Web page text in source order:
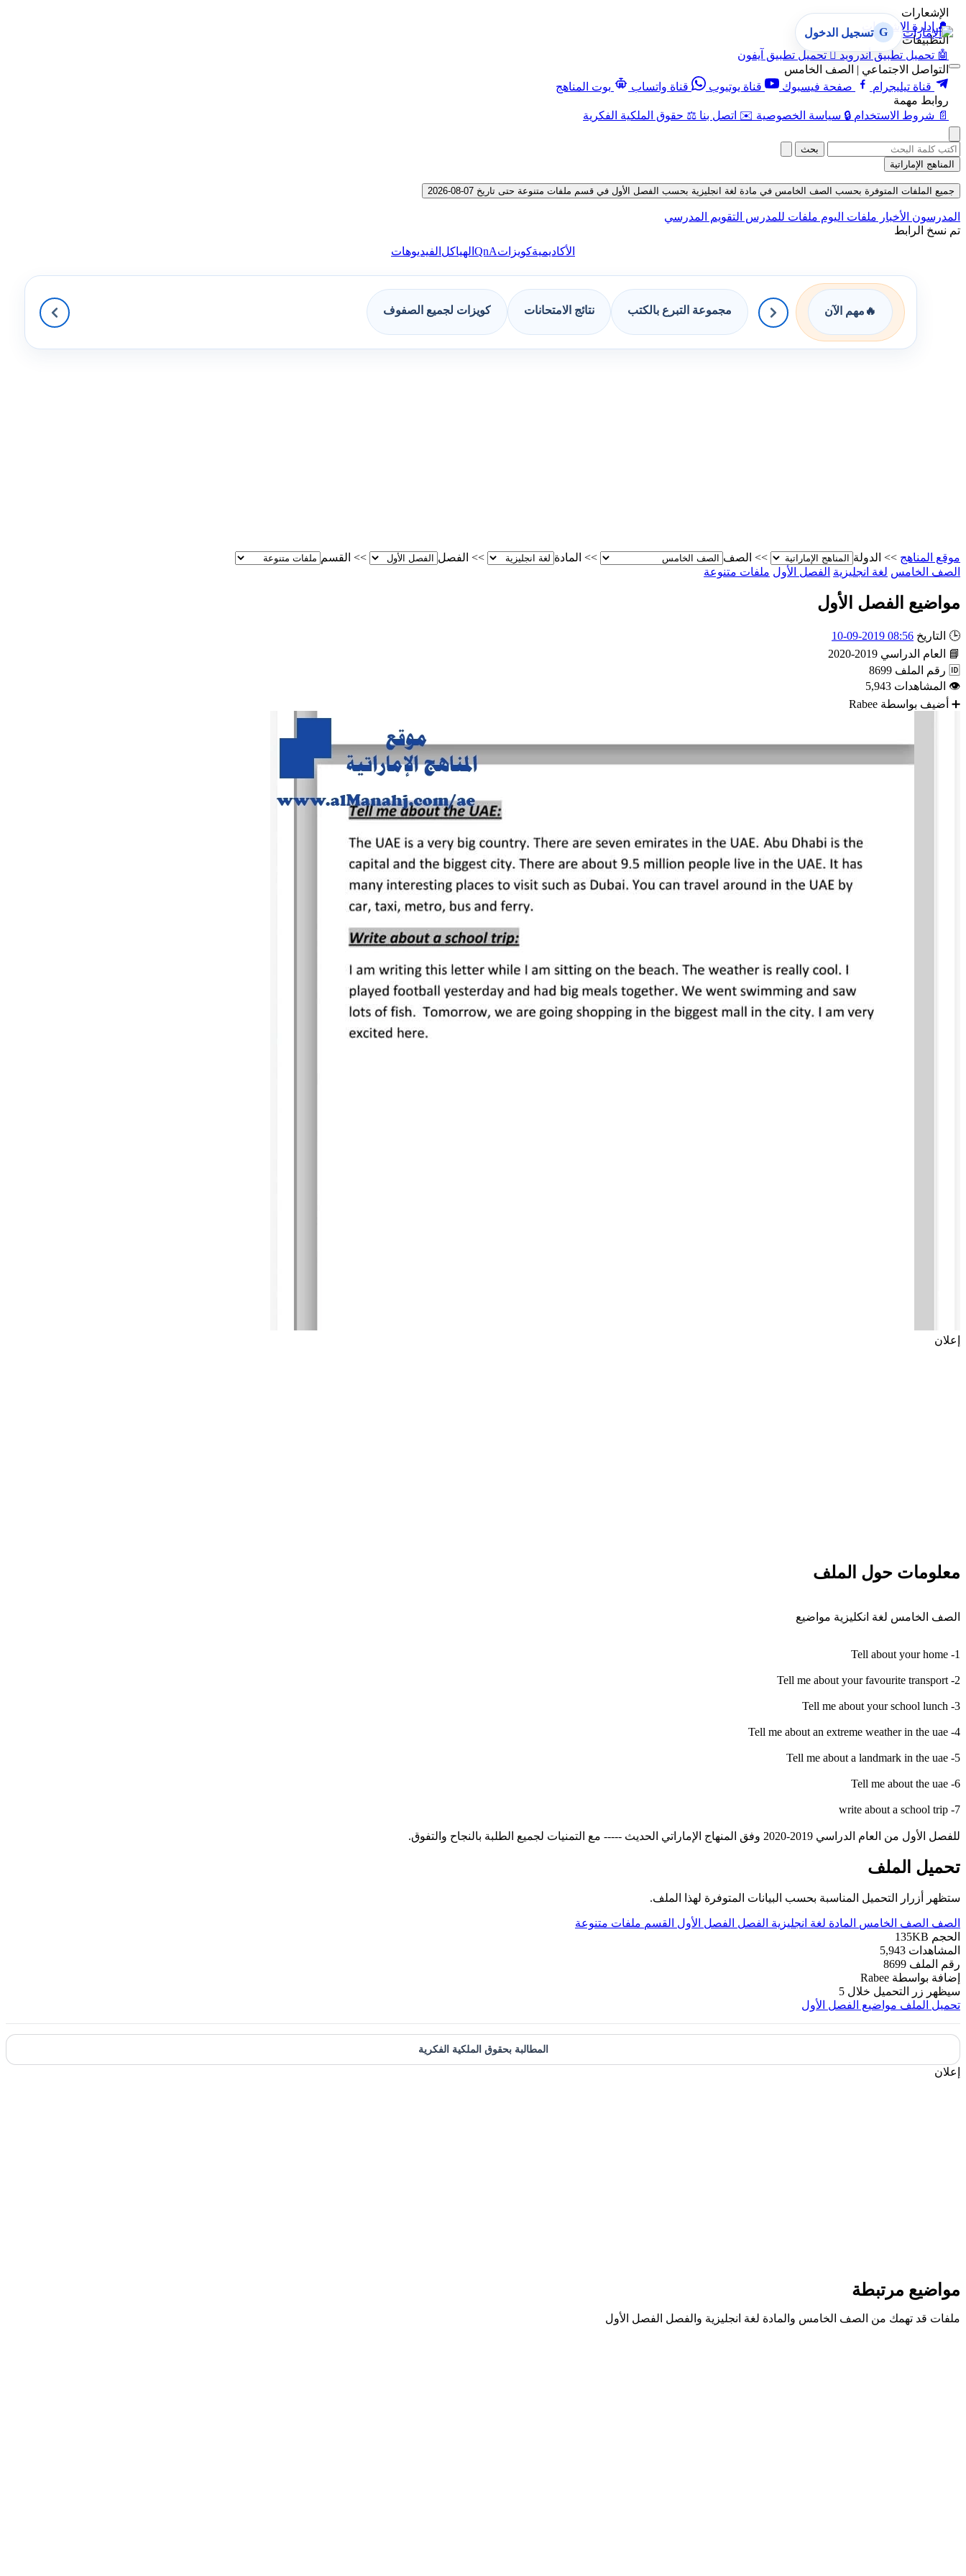
الإشعارات
🔔 إدارة الإشعارات
التطبيقات
🤖 تحميل تطبيق أندرويد  تحميل تطبيق آيفون
التواصل الاجتماعي | الصف الخامس
قناة تيليجرام
صفحة فيسبوك قناة يوتيوب قناة واتساب
بوت المناهج
روابط مهمة
📄 شروط الاستخدام 🔒 سياسة الخصوصية ✉️ اتصل بنا ⚖️ حقوق الملكية الفكرية
G تسجيل الدخول
بحث
المناهج الإماراتية
جميع الملفات المتوفرة بحسب الصف الخامس في مادة لغة انجليزية بحسب الفصل الأول في قسم ملفات متنوعة حتى تاريخ 07-08-2026
المدرسون الأخبار ملفات اليوم ملفات للمدرس التقويم المدرسي
تم نسخ الرابط
الأكاديميةكويزاتQnA الهياكل الفيديوهات
🔥 مهم الآن مجموعة التبرع بالكتب نتائج الامتحانات كويزات لجميع الصفوف
موقع المناهج >> الدولة >> الصف >> المادة >> الفصل >> القسم
الصف الخامس لغة انجليزية الفصل الأول ملفات متنوعة
مواضيع الفصل الأول
🕒 التاريخ 08:56 2019-09-10
📘
العام الدراسي 2019-2020
🆔 رقم الملف 8699
👁 المشاهدات 5,943
➕ أضيف بواسطة Rabee
إعلان
معلومات حول الملف
الصف الخامس لغة انكليزية مواضيع
1- Tell about your home
2- Tell me about your favourite transport
3- Tell me about your school lunch
4- Tell me about an extreme weather in the uae
5- Tell me about a landmark in the uae
6- Tell me about the uae
7- write about a school trip
للفصل الأول من العام الدراسي 2019-2020 وفق المنهاج الإماراتي الحديث ----- مع التمنيات لجميع الطلبة بالنجاح والتفوق.
تحميل الملف
ستظهر أزرار التحميل المناسبة بحسب البيانات المتوفرة لهذا الملف.
الصف الصف الخامس المادة لغة انجليزية الفصل الفصل الأول القسم ملفات متنوعة
الحجم 135KB
المشاهدات 5,943
رقم الملف 8699
إضافة بواسطة Rabee
سيظهر زر التحميل خلال 5
تحميل الملف مواضيع الفصل الأول
المطالبة بحقوق الملكية الفكرية
إعلان
مواضيع مرتبطة
ملفات قد تهمك من الصف الخامس والمادة لغة انجليزية والفصل الفصل الأول